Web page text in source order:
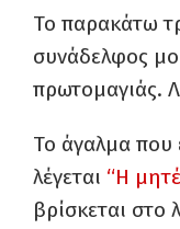
Το παρακάτω
συνάδελφος
πρωτομαγιάς.
Το άγαλμα που
λέγεται “Η
βρίσκεται